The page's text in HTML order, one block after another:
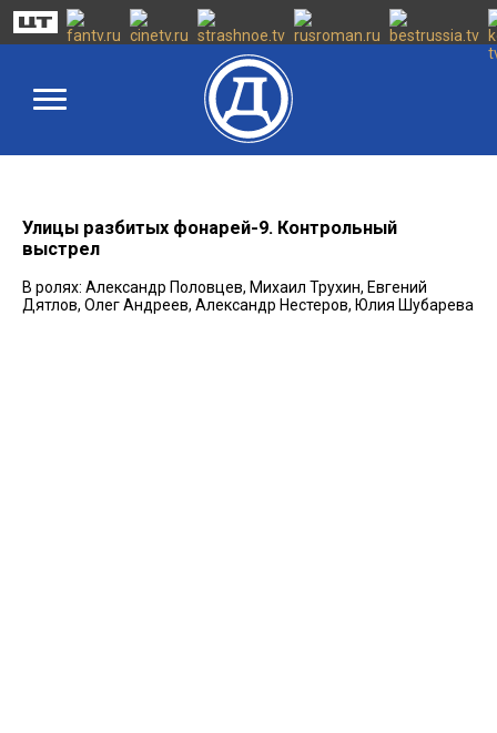
Улицы разбитых фонарей-9. Контрольный
выстрел
В ролях: Александр Половцев, Михаил Трухин, Евгений
Дятлов, Олег Андреев, Александр Нестеров, Юлия Шубарева